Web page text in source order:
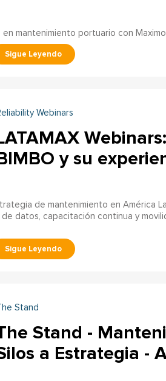
mantenimiento portuario con
Webinars
y su
de mantenimiento en América
datos, capacitación continua y
The Stand
Stand -
a Estrategia -